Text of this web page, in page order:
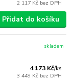
2 117 Kč bez DPH
Přidat do košíku
4 173 Kč/ks
3 449 Kč bez DPH
skladem